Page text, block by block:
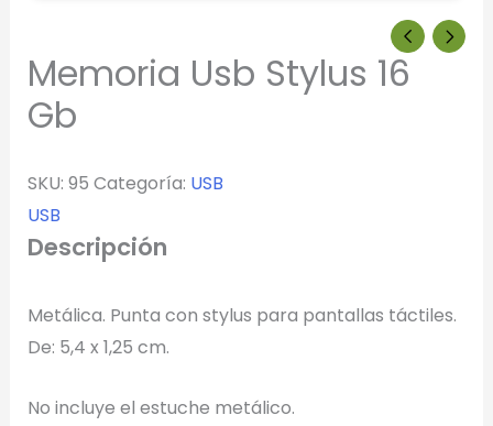
Diseñador de Vistas Previas
Memoria Usb Stylus 16
Gb
SKU: 95 Categoría: USB
USB
Descripción
Metálica. Punta con stylus para pantallas táctiles.
De: 5,4 x 1,25 cm.
No incluye el estuche metálico.